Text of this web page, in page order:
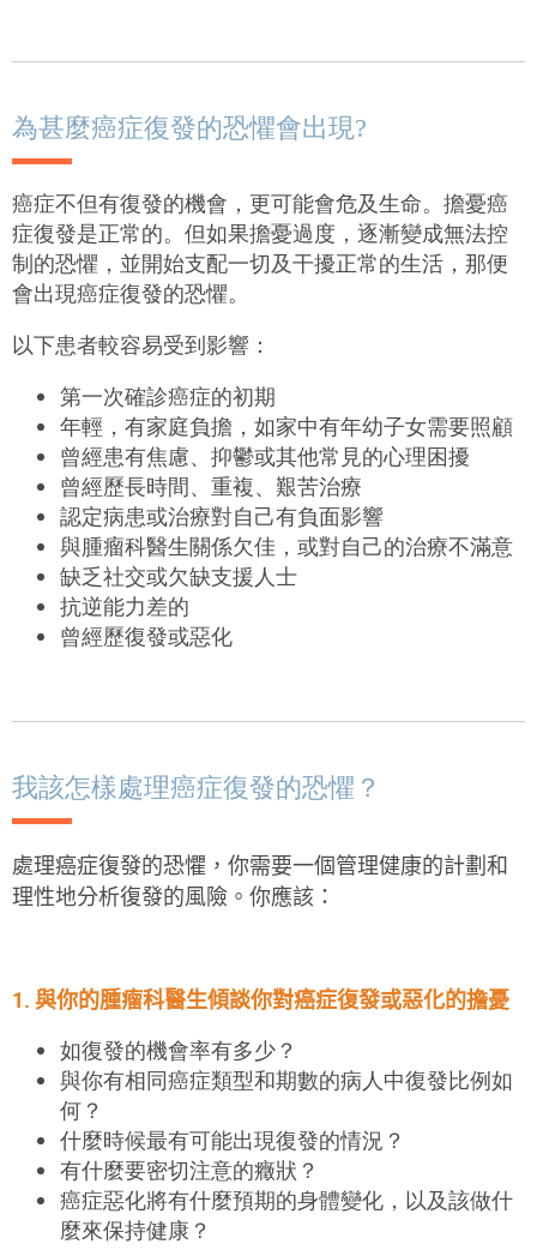
為甚麼癌症復發的恐懼會出現?
癌症不但有復發的機會，更可能會危及生命。擔憂癌
症復發是正常的。但如果擔憂過度， 逐漸變成無法控
制的恐懼， 並開始支配一切及干擾正常的生活，那便
會出現癌症復發的恐懼。
以下患者較容易受到影響：
第一次確診癌症的初期
年輕，有家庭負擔，如家中有年幼子女需要照顧
曾經患有焦慮、抑鬱或其他常見的心理困擾
曾經歷長時間、 重複、 艱苦治療
認定病患或治療對自己有負面影響
與腫瘤科醫生關係欠佳，或對自己的治療不滿意
缺乏社交或欠缺支援人士
抗逆能力差的
曾經歷復發或惡化
我該怎樣處理癌症復發的恐懼？
處理癌症復發的恐懼，你需要一個管理健康的計劃和
理性地分析復發的風險。你應該：
1. 與你的腫瘤科醫生傾談你對癌症復發或惡化的擔憂
如復發的機會率有多少？
與你有相同癌症類型和期數的病人中復發比例如
何？
什麼時候最有可能出現復發的情況？
有什麼要密切注意的癥狀？
癌症惡化將有什麼預期的身體變化，以及該做什
麼來保持健康？